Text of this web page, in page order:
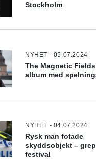
Stockholm
NYHET - 05.07.2024
The Magnetic
album med
NYHET - 04.07.2024
Rysk man fotade
skyddsobjekt –
festival